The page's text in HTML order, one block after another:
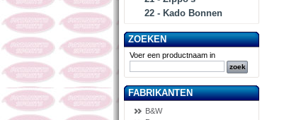
22 - Kado Bonnen
ZOEKEN
Voer een productnaam in
FABRIKANTEN
B&W